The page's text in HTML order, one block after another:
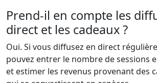
Prend-il en compte les
direct et les cadeaux ?
Oui. Si vous diffusez en direct
pouvez entrer le nombre de sessions
et estimer les revenus provenant des